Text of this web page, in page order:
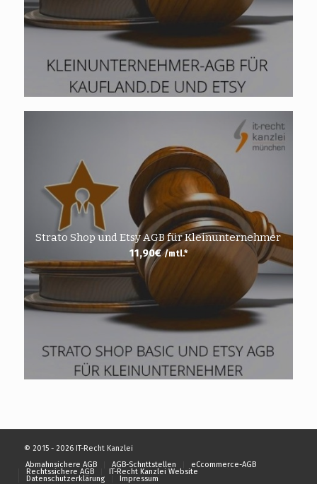
Strato Shop und Etsy AGB für Kleinunternehmer
11,90€ /mtl.*
© 2015 - 2026 IT-Recht Kanzlei
Abmahnsichere AGB
AGB-Schnttstellen eCcommerce-AGB
Rechtssichere AGB IT-Recht Kanzlei Website
Datenschutzerklärung Impressum